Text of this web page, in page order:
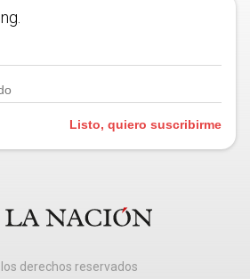
Listo, quiero suscribirme
derechos reservados